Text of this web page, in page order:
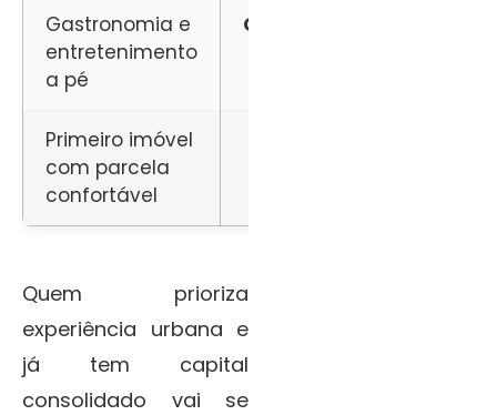
Gastronomia e
entretenimento
a pé
Cambuí
Primeiro imóvel
com parcela
confortável
Quem prioriza
experiência urbana e
já tem capital
consolidado vai se